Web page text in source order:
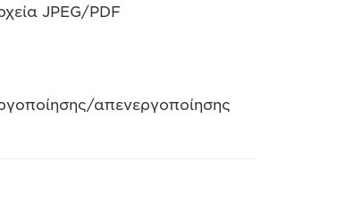
JPEG/PDF
απενεργοποίησης